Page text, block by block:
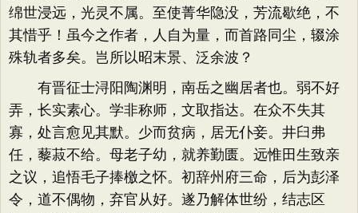
绵世浸远，光灵不属。至使菁华隐没，芳流歇绝，不
其惜乎！虽今之作者，人自为量，而首路同尘，辍涂
殊轨者多矣。岂所以昭末景、泛余波？
有晋征士浔阳陶渊明，南岳之幽居者也。弱不好
弄，长实素心。学非称师，文取指达。在众不失其
寡，处言愈见其默。少而贫病，居无仆妾。井臼弗
任，藜菽不给。母老子幼，就养勤匮。远惟田生致亲
之议，追悟毛子捧檄之怀。初辞州府三命，后为彭泽
令，道不偶物，弃官从好。遂乃解体世纷，结志区